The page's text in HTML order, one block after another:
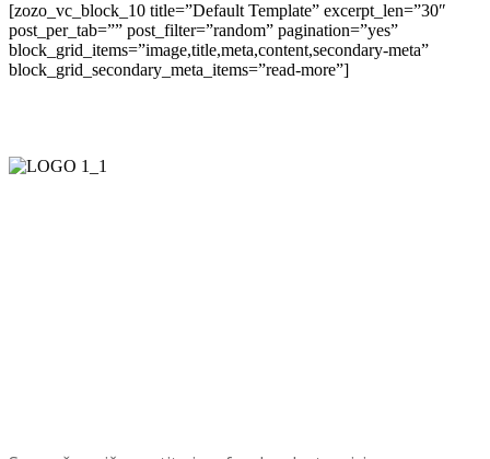
[zozo_vc_block_10 title=”Default Template” excerpt_len=”30″
post_per_tab=”” post_filter=”random” pagination=”yes”
block_grid_items=”image,title,meta,content,secondary-meta”
block_grid_secondary_meta_items=”read-more”]